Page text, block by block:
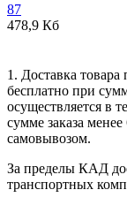
87
478,9 Кб
1. Доставка
бесплатно при
осуществляется в
сумме заказа
самовывозом.
За пределы КАД
транспортных